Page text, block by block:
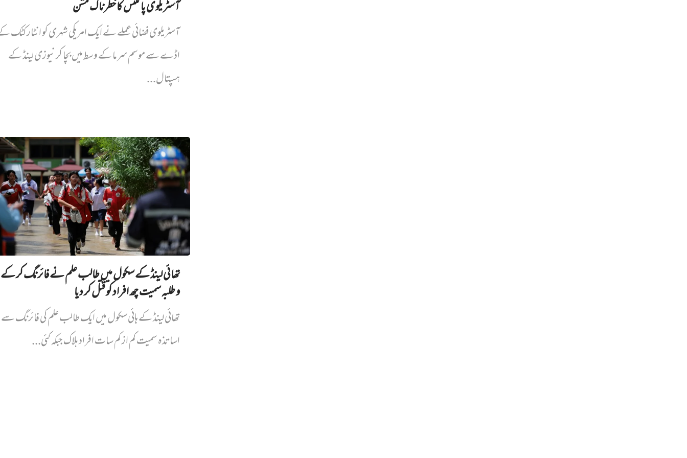
آسٹریلوی پائلٹس کا خطرناک مشن
آسٹریلوی فضائی عملے نے ایک امریکی شہری کو انٹارکٹک
اڈے سے موسم سرما کے وسط میں بچا کر نیوزی لینڈ کے
ہسپتال...
تھائی لینڈ کے سکول میں طالب علم نے فائرنگ کر
و طلبہ سمیت چھ افراد کو قتل کر دیا
تھائی لینڈ کے ہائی سکول میں ایک طالب علم کی فائرنگ سے
اساتذہ سمیت کم از کم سات افراد ہلاک جبکہ کئی...